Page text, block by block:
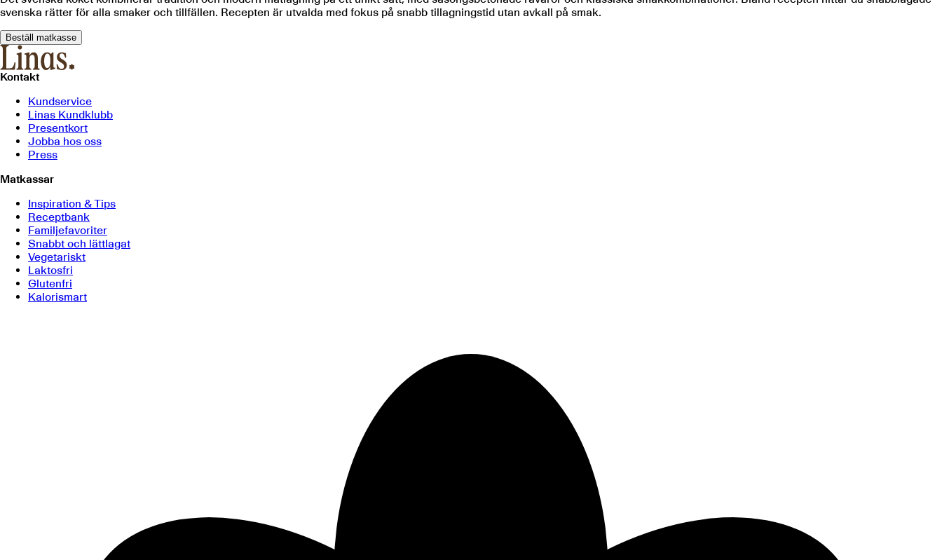
svenska rätter för alla smaker och tillfällen. Recepten är utvalda med fokus på snabb tillagningstid utan avkall på smak.
Beställ matkasse
Kontakt
Kundservice
Linas Kundklubb
Presentkort
Jobba hos oss
Press
Matkassar
Inspiration & Tips
Receptbank
Familjefavoriter
Snabbt och lättlagat
Vegetariskt
Laktosfri
Glutenfri
Kalorismart